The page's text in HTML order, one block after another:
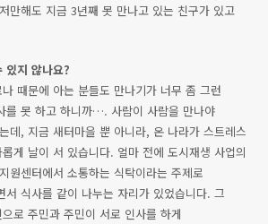
만해도 지금 3년째 못 만나고 있는 친구가 있고
있지 않나요?
때문에 아는 분들도 만나기가 너무 좀 그런
를 못 하고 하니까…. 사람이 사람을 만나야
데, 지금 새터마을 뿐 아니라, 온 나라가 스트레스
게 날이 서 있습니다. 얼마 전에 도시재생 사업의
원센터에서 소통하는 식탁이라는 주제로
서 식사를 같이 나누는 자리가 있었습니다. 그
로 주민과 주민이 서로 인사를 하게